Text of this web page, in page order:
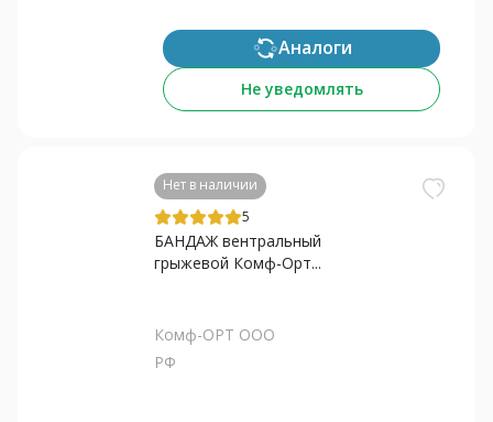
Аналоги
Не уведомлять
Нет в наличии
5
БАНДАЖ вентральный
грыжевой Комф-Орт...
Комф-ОРТ ООО
РФ